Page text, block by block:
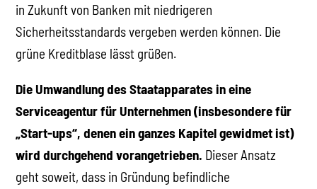
in Zukunft von Banken mit niedrigeren
Sicherheitsstandards vergeben werden können. Die
grüne Kreditblase lässt grüßen.
Die Umwandlung des Staatapparates in eine
Serviceagentur für Unternehmen (insbesondere für
„Start-ups“, denen ein ganzes Kapitel gewidmet ist)
wird durchgehend vorangetrieben. Dieser Ansatz
geht soweit, dass in Gründung befindliche